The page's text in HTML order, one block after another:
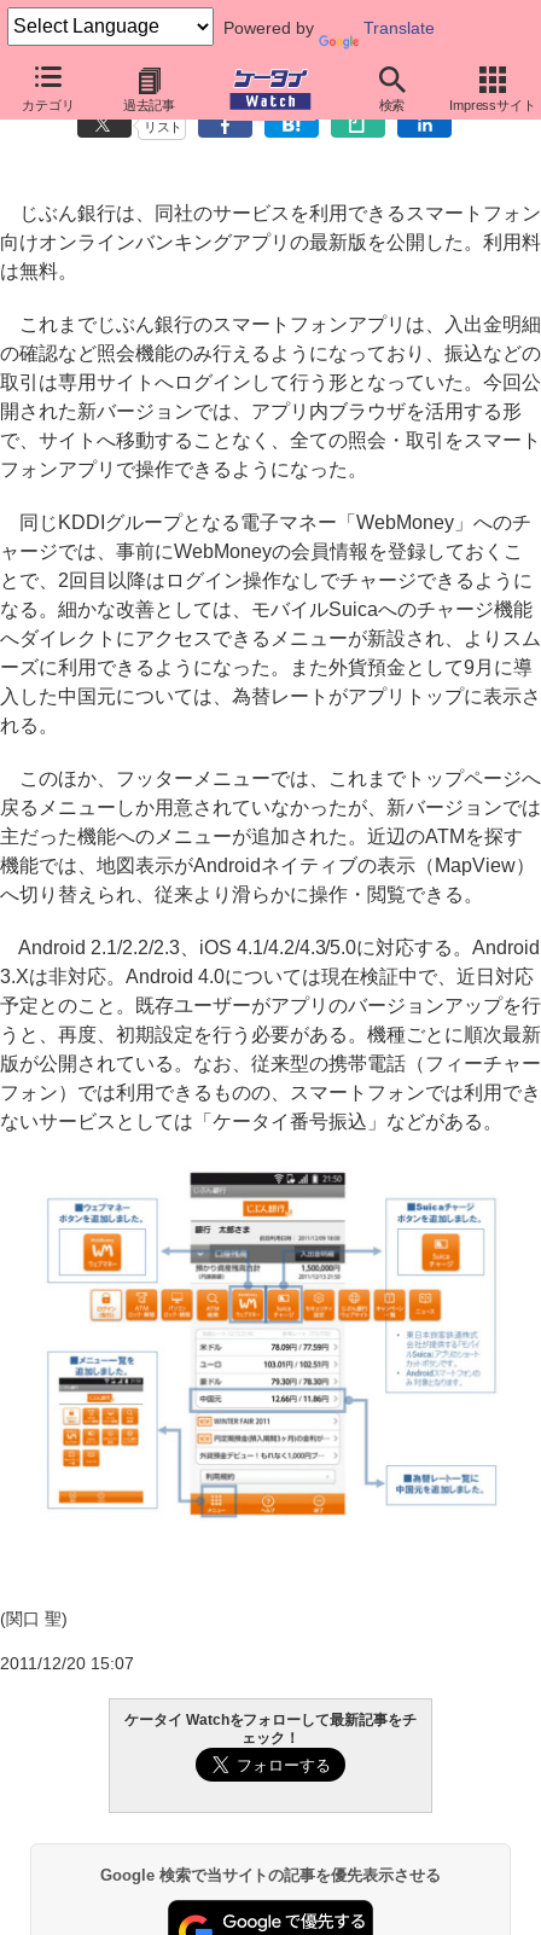
Powered by Translate
カテゴリ 過去記事 検索 Impressサイト
じぶん銀行、スマートフォンアプリをバージョンアップ
リスト
じぶん銀行は、同社のサービスを利用できるスマートフォン
向けオンラインバンキングアプリの最新版を公開した。利用料
は無料。
これまでじぶん銀行のスマートフォンアプリは、入出金明細
の確認など照会機能のみ行えるようになっており、振込などの
取引は専用サイトへログインして行う形となっていた。今回公
開された新バージョンでは、アプリ内ブラウザを活用する形
で、サイトへ移動することなく、全ての照会・取引をスマート
フォンアプリで操作できるようになった。
同じKDDIグループとなる電子マネー「WebMoney」へのチ
ャージでは、事前にWebMoneyの会員情報を登録しておくこ
とで、2回目以降はログイン操作なしでチャージできるように
なる。細かな改善としては、モバイルSuicaへのチャージ機能
へダイレクトにアクセスできるメニューが新設され、よりスム
ーズに利用できるようになった。また外貨預金として9月に導
入した中国元については、為替レートがアプリトップに表示さ
れる。
このほか、フッターメニューでは、これまでトップページへ
戻るメニューしか用意されていなかったが、新バージョンでは
主だった機能へのメニューが追加された。近辺のATMを探す
機能では、地図表示がAndroidネイティブの表示（MapView）
へ切り替えられ、従来より滑らかに操作・閲覧できる。
Android 2.1/2.2/2.3、iOS 4.1/4.2/4.3/5.0に対応する。Android
3.Xは非対応。Android 4.0については現在検証中で、近日対応
予定とのこと。既存ユーザーがアプリのバージョンアップを行
うと、再度、初期設定を行う必要がある。機種ごとに順次最新
版が公開されている。なお、従来型の携帯電話（フィーチャー
フォン）では利用できるものの、スマートフォンでは利用でき
ないサービスとしては「ケータイ番号振込」などがある。
(関口 聖)
2011/12/20 15:07
ケータイ Watchをフォローして最新記事をチ
ェック！
Google 検索で当サイトの記事を優先表示させる